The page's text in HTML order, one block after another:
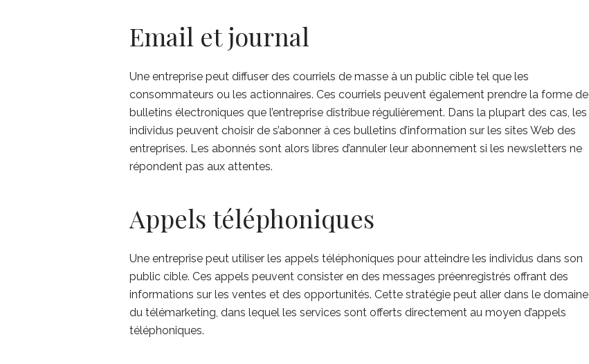
Email et journal
Une entreprise peut diffuser des courriels de masse à un public cible tel que les
consommateurs ou les actionnaires. Ces courriels peuvent également prendre la forme de
bulletins électroniques que l’entreprise distribue régulièrement. Dans la plupart des cas, les
individus peuvent choisir de s’abonner à ces bulletins d’information sur les sites Web des
entreprises. Les abonnés sont alors libres d’annuler leur abonnement si les newsletters ne
répondent pas aux attentes.
Appels téléphoniques
Une entreprise peut utiliser les appels téléphoniques pour atteindre les individus dans son
public cible. Ces appels peuvent consister en des messages préenregistrés offrant des
informations sur les ventes et des opportunités. Cette stratégie peut aller dans le domaine
du télémarketing, dans lequel les services sont offerts directement au moyen d’appels
téléphoniques.